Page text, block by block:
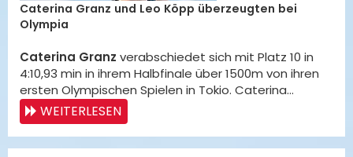
Caterina Granz und Leo Köpp überzeugten bei
Olympia
Caterina Granz verabschiedet sich mit Platz 10 in
4:10,93 min in ihrem Halbfinale über 1500m von ihren
ersten Olympischen Spielen in Tokio. Caterina…
WEITERLESEN